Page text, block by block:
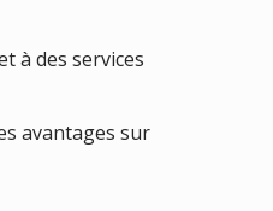
à des services
avantages sur